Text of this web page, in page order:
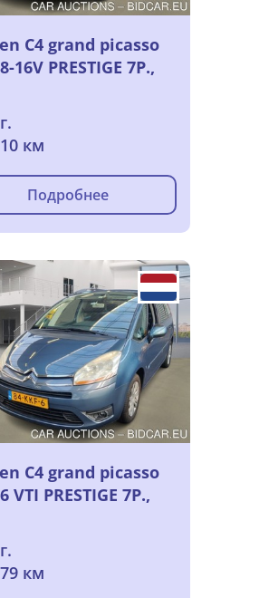
C4 grand picasso
16V PRESTIGE 7P.,
км
Подробнее
C4 grand picasso
VTI PRESTIGE 7P.,
км